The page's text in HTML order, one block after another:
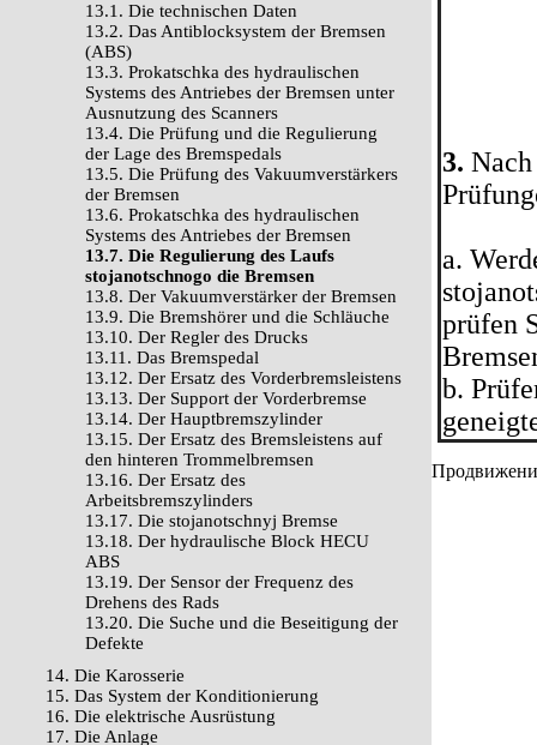
13.1. Die technischen Daten
13.2. Das Antiblocksystem der Bremsen
(ABS)
13.3. Prokatschka des hydraulischen
Systems des Antriebes der Bremsen unter
Ausnutzung des Scanners
13.4. Die Prüfung und die Regulierung
der Lage des Bremspedals
13.5. Die Prüfung des Vakuumverstärkers
der Bremsen
13.6. Prokatschka des hydraulischen
Systems des Antriebes der Bremsen
13.7. Die Regulierung des Laufs
stojanotschnogo die Bremsen
13.8. Der Vakuumverstärker der Bremsen
13.9. Die Bremshörer und die Schläuche
13.10. Der Regler des Drucks
13.11. Das Bremspedal
13.12. Der Ersatz des Vorderbremsleistens
13.13. Der Support der Vorderbremse
13.14. Der Hauptbremszylinder
13.15. Der Ersatz des Bremsleistens auf
den hinteren Trommelbremsen
13.16. Der Ersatz des
Arbeitsbremszylinders
13.17. Die stojanotschnyj Bremse
13.18. Der hydraulische Block HECU
ABS
13.19. Der Sensor der Frequenz des
Drehens des Rads
13.20. Die Suche und die Beseitigung der
Defekte
14. Die Karosserie
15. Das System der Konditionierung
16. Die elektrische Ausrüstung
17. Die Anlage
3.
a.
prüfen
b.